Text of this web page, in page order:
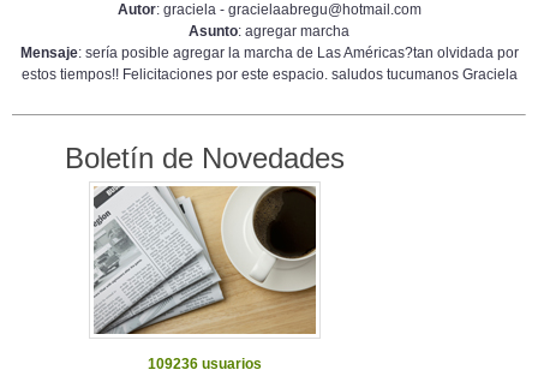
Autor: graciela - gracielaabregu@hotmail.com
Asunto: agregar marcha
Mensaje: sería posible agregar la marcha de Las Américas?tan olvidada por
estos tiempos!! Felicitaciones por este espacio. saludos tucumanos Graciela
Boletín de Novedades
109236 usuarios